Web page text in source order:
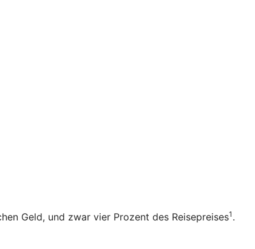
Geld, und zwar vier Prozent des Reisepreises1 .